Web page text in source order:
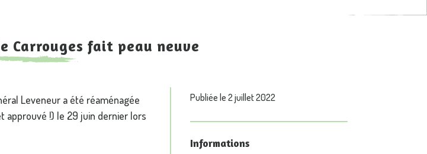
Carrouges fait peau neuve
Leveneur a été réaménagée
!) le 29 juin dernier lors
Publiée le 2 juillet 2022
Informations